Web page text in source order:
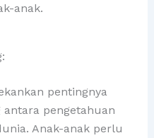
anak.
pentingnya
antara pengetahuan
Anak-anak perlu